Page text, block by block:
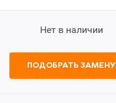
Нет в наличии
ПОДОБРАТЬ ЗАМЕНУ